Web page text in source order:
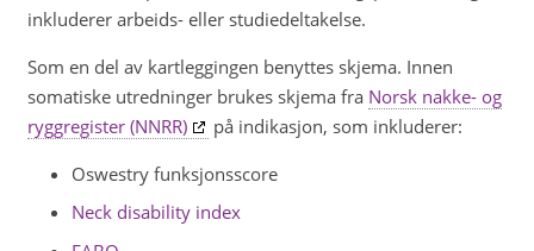
inkluderer arbeids- eller studiedeltakelse.
Som en del av kartleggingen benyttes skjema. Innen
somatiske utredninger brukes skjema fra Norsk nakke- og
ryggregister (NNRR)
på indikasjon, som inkluderer:
Oswestry funksjonsscore
Neck disability index